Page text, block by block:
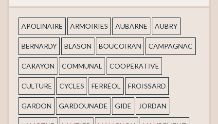
APOLINAIRE ARMOIRIES AUBARNE AUBRY
BERNARDY BLASON BOUCOIRAN CAMPAGNAC
CARAYON COMMUNAL COOPÉRATIVE
CULTURE CYCLES FERRÉOL FROISSARD
GARDON GARDOUNADE GIDE JORDAN